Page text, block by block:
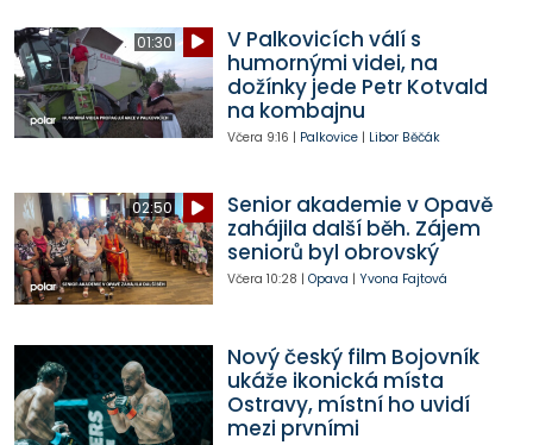
01:30
V Palkovicích válí s
humornými videi, na
dožínky jede Petr Kotvald
na kombajnu
Včera 9:16 | Palkovice| Libor Běčák
02:50
Senior akademie v Opavě
zahájila další běh. Zájem
seniorů byl obrovský
Včera 10:28 | Opava | Yvona Fajtová
Nový český film Bojovník
ukáže ikonická místa
Ostravy, místní ho uvidí
mezi prvními